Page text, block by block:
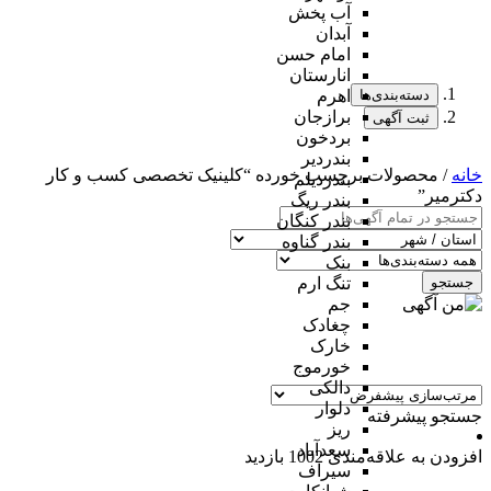
آب پخش
آبدان
امام حسن
انارستان
اهرم
برازجان
بردخون
بندردیر
بندردیلم
بندر ریگ
بندر کنگان
بندر گناوه
بنک
تنگ ارم
جم
چغادک
خارک
خورموج
دالکی
دلوار
ریز
سعدآباد
سیراف
دسته‌بندی‌ها
ثبت آگهی
خانه / محصولات برچسب خورده “کلینیک تخصصی کسب و کار
دکترمیر”
جستجو
جستجو پیشرفته
افزودن به علاقه‌مندی 1002 بازدید